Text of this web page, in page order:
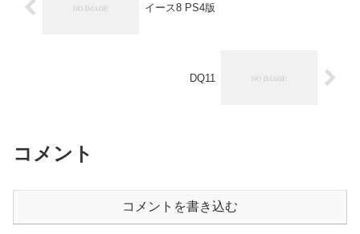
イース8 PS4版
DQ11
コメント
コメントを書き込む